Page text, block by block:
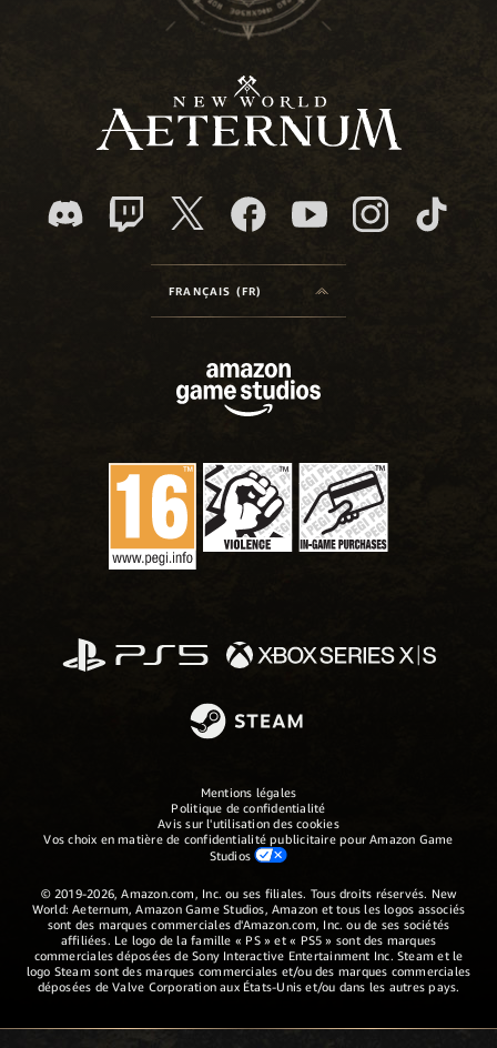
FRANÇAIS (FR)
Mentions légales
Politique de confidentialité
Avis sur l'utilisation des cookies
Vos choix en matière de confidentialité publicitaire pour Amazon Game
Studios
© 2019-2026, Amazon.com, Inc. ou ses filiales. Tous droits réservés. New
World: Aeternum, Amazon Game Studios, Amazon et tous les logos associés
sont des marques commerciales d'Amazon.com, Inc. ou de ses sociétés
affiliées. Le logo de la famille « PS » et « PS5 » sont des marques
commerciales déposées de Sony Interactive Entertainment Inc. Steam et le
logo Steam sont des marques commerciales et/ou des marques commerciales
déposées de Valve Corporation aux États-Unis et/ou dans les autres pays.